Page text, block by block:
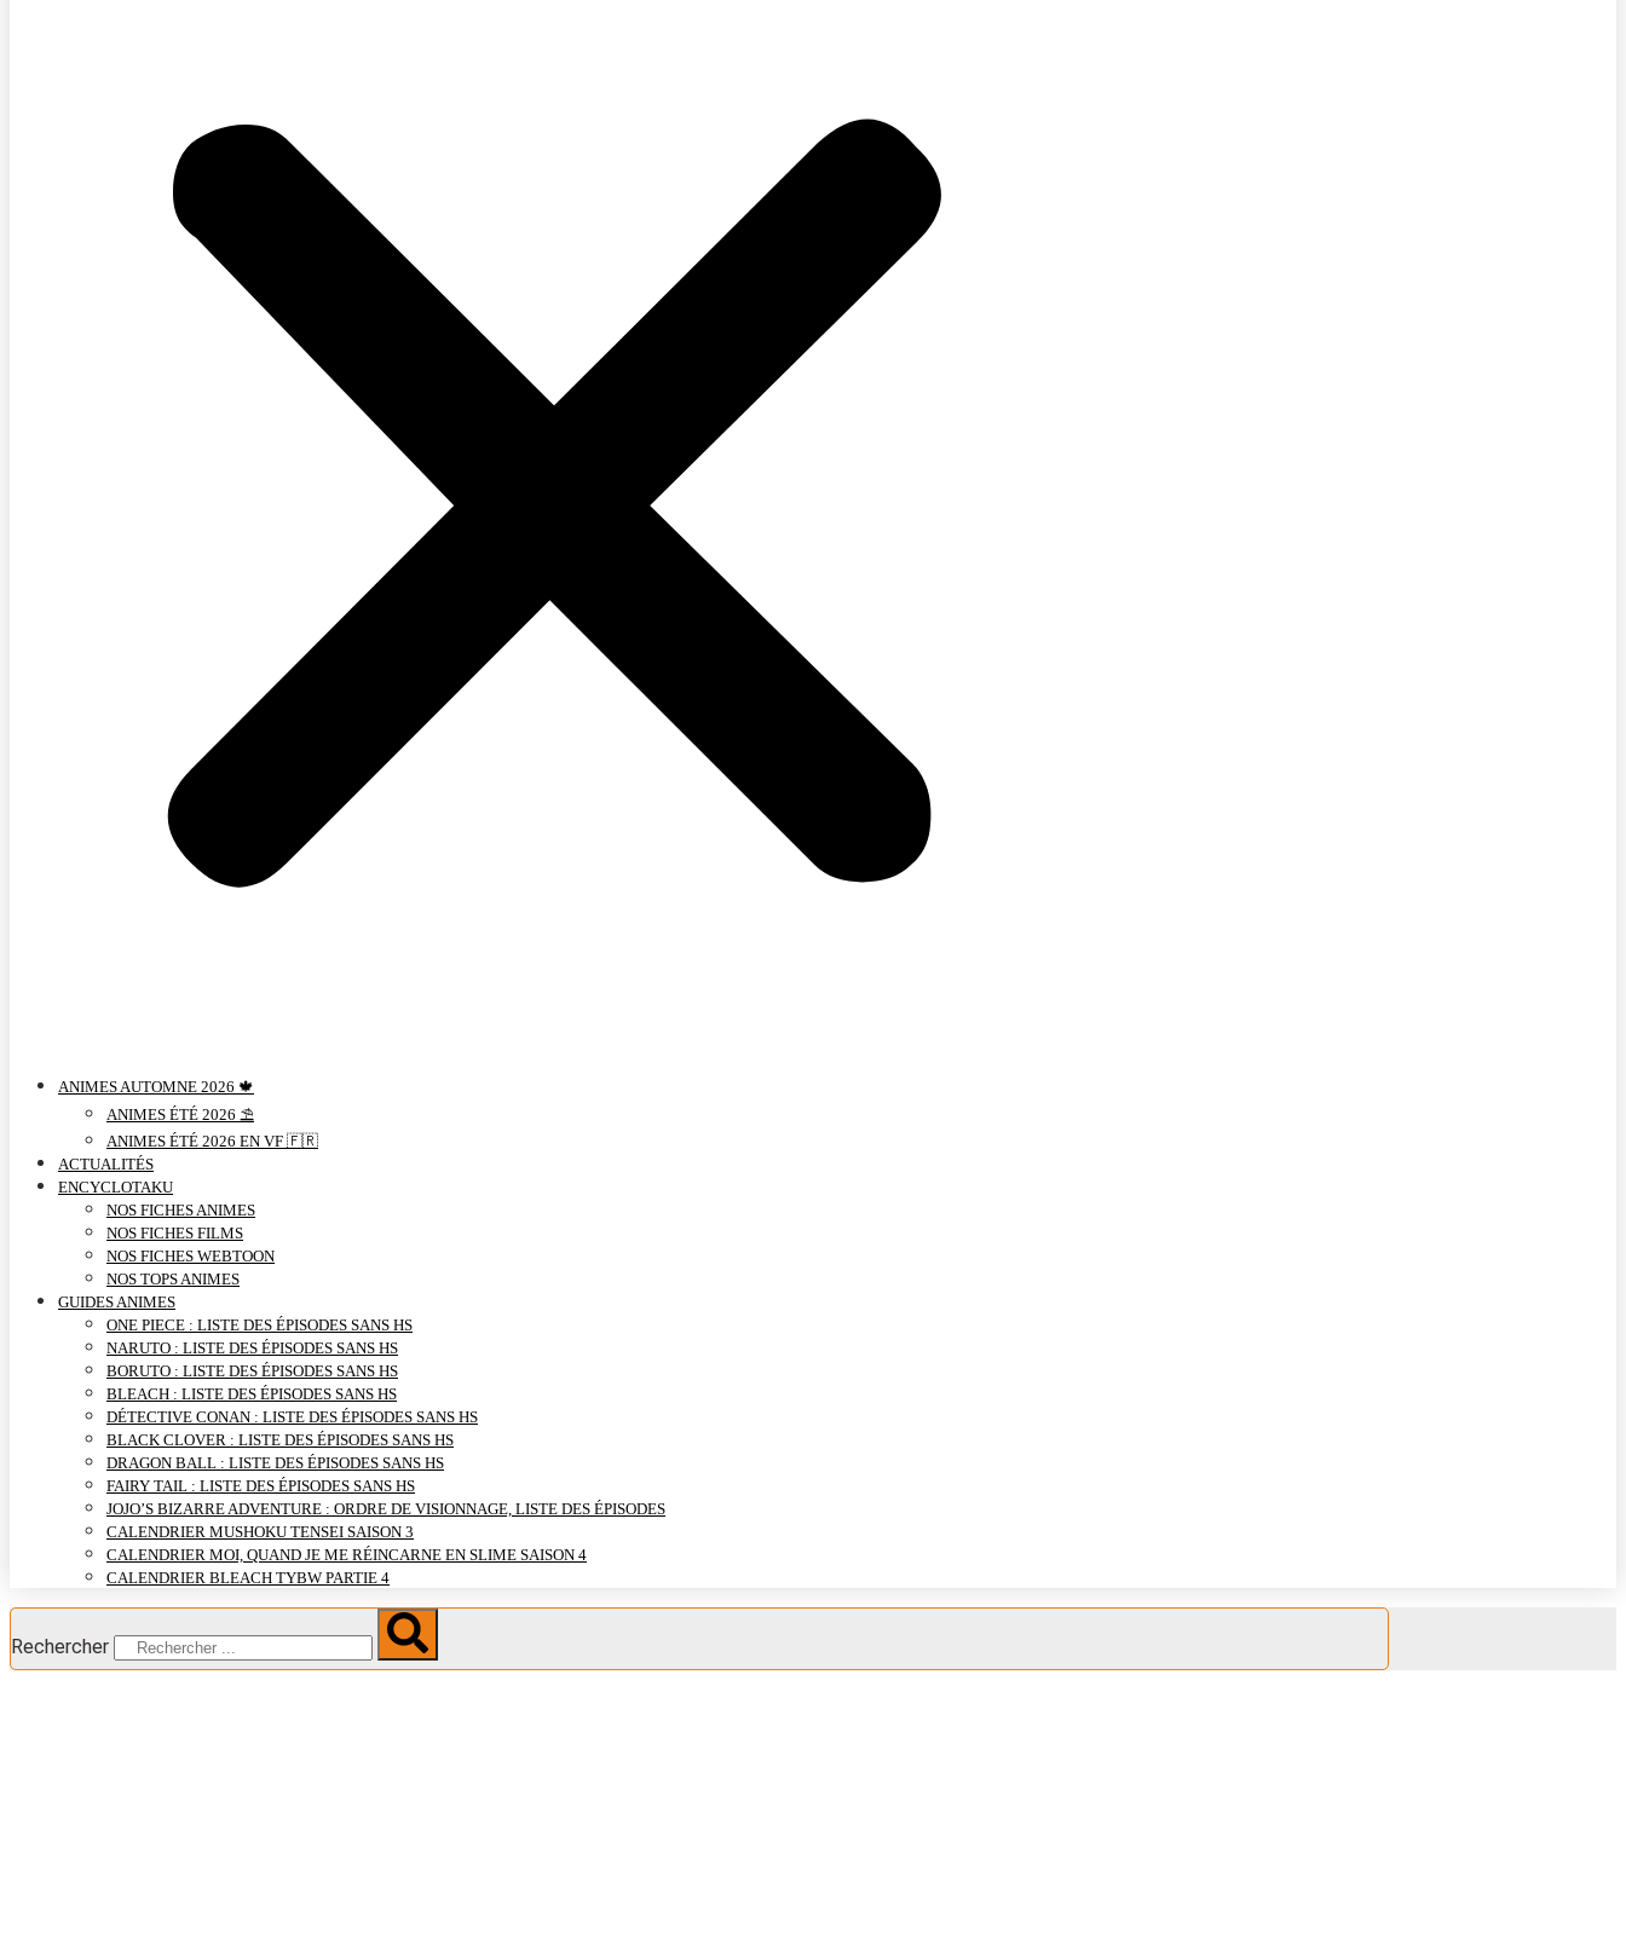
ANIMES AUTOMNE 2026 🍁
ANIMES ÉTÉ 2026 ⛱️
ANIMES ÉTÉ 2026 EN VF 🇫🇷
ACTUALITÉS
ENCYCLOTAKU
NOS FICHES ANIMES
NOS FICHES FILMS
NOS FICHES WEBTOON
NOS TOPS ANIMES
GUIDES ANIMES
ONE PIECE : LISTE DES ÉPISODES SANS HS
NARUTO : LISTE DES ÉPISODES SANS HS
BORUTO : LISTE DES ÉPISODES SANS HS
BLEACH : LISTE DES ÉPISODES SANS HS
DÉTECTIVE CONAN : LISTE DES ÉPISODES SANS HS
BLACK CLOVER : LISTE DES ÉPISODES SANS HS
DRAGON BALL : LISTE DES ÉPISODES SANS HS
FAIRY TAIL : LISTE DES ÉPISODES SANS HS
JOJO’S BIZARRE ADVENTURE : ORDRE DE VISIONNAGE, LISTE DES ÉPISODES
CALENDRIER MUSHOKU TENSEI SAISON 3
CALENDRIER MOI, QUAND JE ME RÉINCARNE EN SLIME SAISON 4
CALENDRIER BLEACH TYBW PARTIE 4
Rechercher